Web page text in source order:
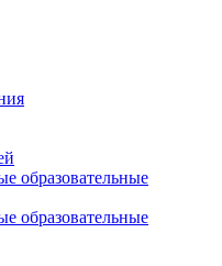
образовательные
образовательные